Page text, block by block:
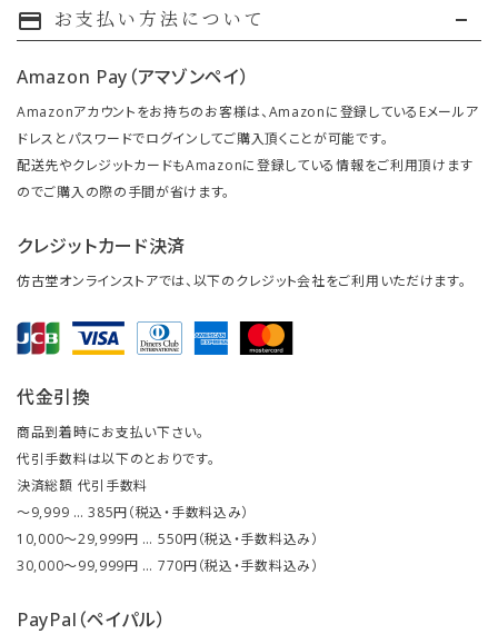
payment お支払い方法について
Amazon Pay（アマゾンペイ）
Amazonアカウントをお持ちのお客様は、Amazonに登録しているEメールア
ドレスとパスワードでログインしてご購入頂くことが可能です。
配送先やクレジットカードもAmazonに登録している情報をご利用頂けます
のでご購入の際の手間が省けます。
クレジットカード決済
仿古堂オンラインストアでは、以下のクレジット会社をご利用いただけます。
代金引換
商品到着時にお支払い下さい。
代引手数料は以下のとおりです。
決済総額 代引手数料
～9,999 … 385円（税込・手数料込み）
10,000～29,999円 … 550円（税込・手数料込み）
30,000～99,999円 … 770円（税込・手数料込み）
PayPal（ペイパル）